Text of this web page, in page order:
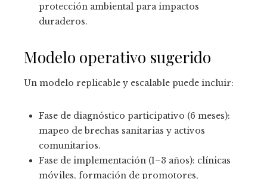
protección ambiental para impactos
duraderos.
Modelo operativo sugerido
Un modelo replicable y escalable puede incluir:
Fase de diagnóstico participativo (6 meses):
mapeo de brechas sanitarias y activos
comunitarios.
Fase de implementación (1–3 años): clínicas
móviles, formación de promotores,